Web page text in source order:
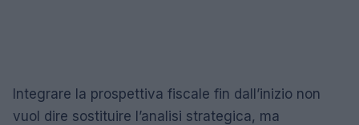
Integrare la prospettiva fiscale fin dall’inizio non
vuol dire sostituire l’analisi strategica, ma